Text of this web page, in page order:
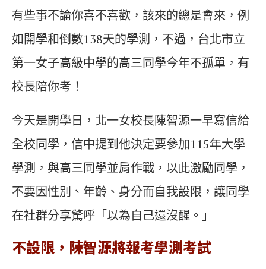
有些事不論你喜不喜歡，該來的總是會來，例
如開學和倒數138天的學測，不過，台北市立
第一女子高級中學的高三同學今年不孤單，有
校長陪你考！
今天是開學日，北一女校長陳智源一早寫信給
全校同學，信中提到他決定要參加115年大學
學測，與高三同學並肩作戰，以此激勵同學，
不要因性別、年齡、身分而自我設限，讓同學
在社群分享驚呼「以為自己還沒醒。」
不設限，陳智源將報考學測考試